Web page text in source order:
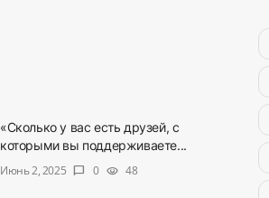
«Сколько у вас есть друзей, с
которыми вы поддерживаете...
Июнь 2, 2025 chat_bubble 0 visibility 48